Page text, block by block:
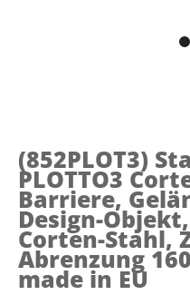
(852PLOT3)
PLOTTO3
Barriere,
Design-
Corten-Stahl,
Abrenzung
made in EU